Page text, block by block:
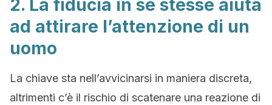
2. La fiducia in se stesse aiuta
ad attirare l’attenzione di un
uomo
La chiave sta nell’avvicinarsi in maniera discreta,
altrimenti c’è il rischio di scatenare una reazione di